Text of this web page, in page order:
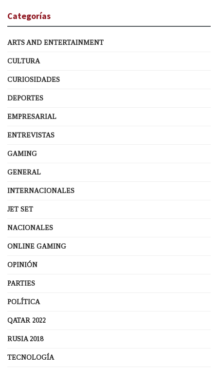
Categorías
ARTS AND ENTERTAINMENT
CULTURA
CURIOSIDADES
DEPORTES
EMPRESARIAL
ENTREVISTAS
GAMING
GENERAL
INTERNACIONALES
JET SET
NACIONALES
ONLINE GAMING
OPINIÓN
PARTIES
POLÍTICA
QATAR 2022
RUSIA 2018
TECNOLOGÍA